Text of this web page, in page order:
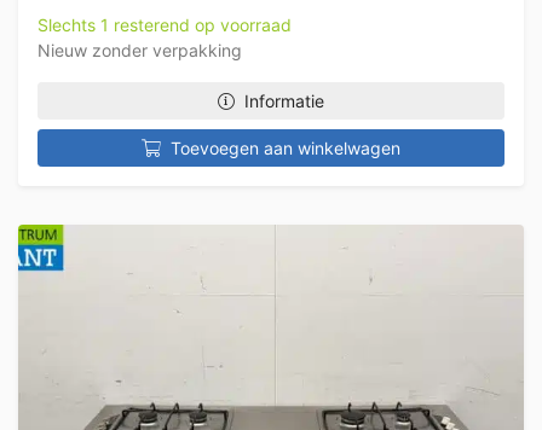
Slechts 1 resterend op voorraad
Nieuw zonder verpakking
Informatie
Toevoegen aan winkelwagen